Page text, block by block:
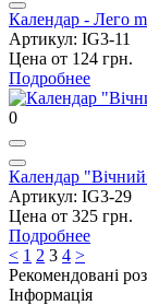
Календар - Лего
Артикул: IG3-11
Цена от 124 грн.
Подробнее
0
Календар
Артикул: IG3-29
Цена от 325 грн.
Подробнее
< 1 2 3 4 >
Рекомендовані
Інформація